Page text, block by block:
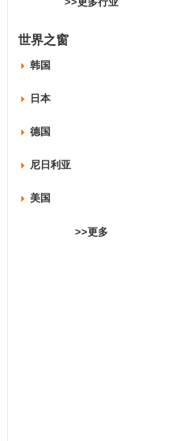
世界之窗
韩国
日本
德国
尼日利亚
美国
>>更多